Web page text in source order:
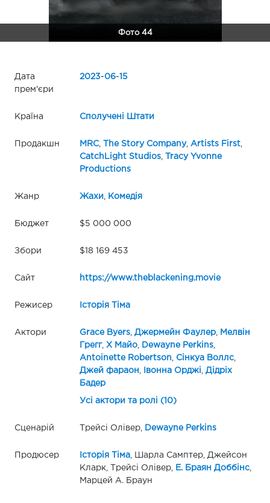
Фото 44
Дата
прем'єри
2023-06-15
Країна Сполучені Штати
Продакшн MRC, The Story Company, Artists First,
CatchLight Studios,
Tracy Yvonne
Productions
Жанр Жахи Комедія
Бюджет $5 000 000
Збори $18 169 453
Сайт https://www.theblackening.movie
Режисер Історія Тіма
Актори Grace Byers, Джермейн Фаулер,
Мелвін
Грегг, X Майо, Dewayne Perkins,
Antoinette Robertson
Сінкуа Воллс,
Джей фараон
Івонна Орджі
Дідріх
Бадер
Усі актори та ролі (10)
Сценарій Трейсі Олівер, Dewayne Perkins
Продюсер Історія Тіма, Шарла Самптер, Джейсон
Кларк, Трейсі Олівер,
Е. Браян Доббінс,
Марцей А. Браун